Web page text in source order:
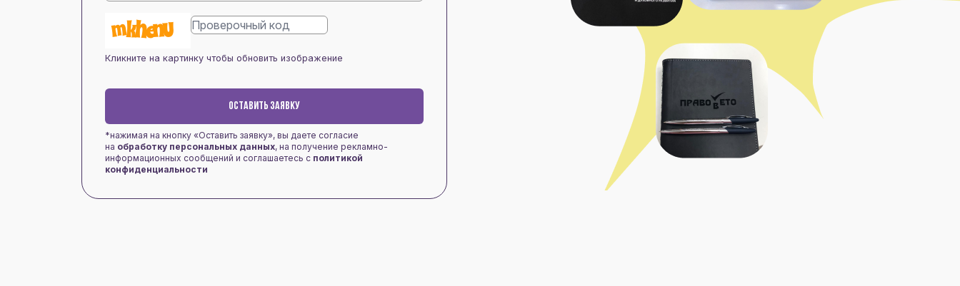
Кликните на картинку чтобы обновить изображение
ОСТАВИТЬ ЗАЯВКУ
*нажимая на кнопку «Оставить заявку», вы даете согласие
на обработку персональных данных, на получение рекламно-
информационных сообщений и соглашаетесь с политикой
конфиденциальности